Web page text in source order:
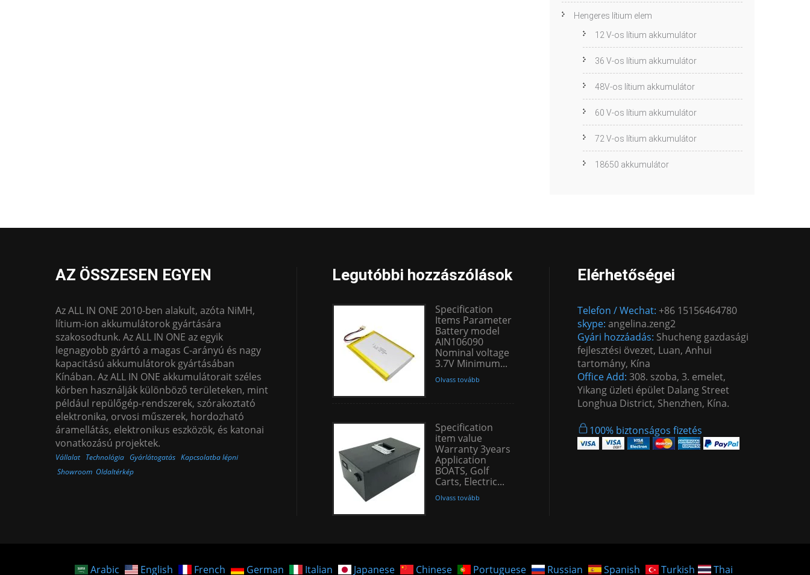
Hengeres lítium elem
12 V-os lítium akkumulátor
36 V-os lítium akkumulátor
48V-os lítium akkumulátor
60 V-os lítium akkumulátor
72 V-os lítium akkumulátor
18650 akkumulátor
AZ ÖSSZESEN EGYEN
Az ALL IN ONE 2010-ben alakult, azóta NiMH,
lítium-ion akkumulátorok gyártására
szakosodtunk. Az ALL IN ONE az egyik
legnagyobb gyártó a magas C-arányú és nagy
kapacitású akkumulátorok gyártásában
Kínában. Az ALL IN ONE akkumulátorait széles
körben használják különböző területeken, mint
például repülőgép-rendszerek, szórakoztató
elektronika, orvosi műszerek, hordozható
áramellátás, elektronikus eszközök, és katonai
vonatkozású projektek.
Vállalat Technológia Gyárlátogatás Kapcsolatba lépni
Showroom Oldaltérkép
Legutóbbi hozzászólások
Specification
Items Parameter
Battery model
AIN106090
Nominal voltage
3.7V Minimum...
Olvass tovább
Specification
item value
Warranty 3years
Application
BOATS, Golf
Carts, Electric...
Olvass tovább
Elérhetőségei
Telefon / Wechat: +86 15156464780
skype: angelina.zeng2
Gyári hozzáadás: Shucheng gazdasági
fejlesztési övezet, Luan, Anhui
tartomány, Kína
Office Add: 308. szoba, 3. emelet,
Yikang üzleti épület Dalang Street
Longhua District, Shenzhen, Kína.
100% biztonságos fizetés
Arabic English French German Italian Japanese Chinese Portuguese Russian Spanish Turkish Thai